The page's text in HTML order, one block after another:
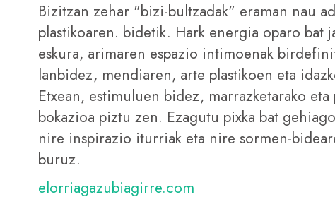
Bizitzan zehar "bizi-bultzadak" eraman nau
plastikoaren. bidetik. Hark energia oparo bat
eskura, arimaren espazio intimoenak
lanbidez, mendiaren, arte plastikoen eta
Etxean, estimuluen bidez, marrazketarako
bokazioa piztu zen. Ezagutu pixka bat
nire inspirazio iturriak eta nire sormen-
buruz.
elorriagazubiagirre.com